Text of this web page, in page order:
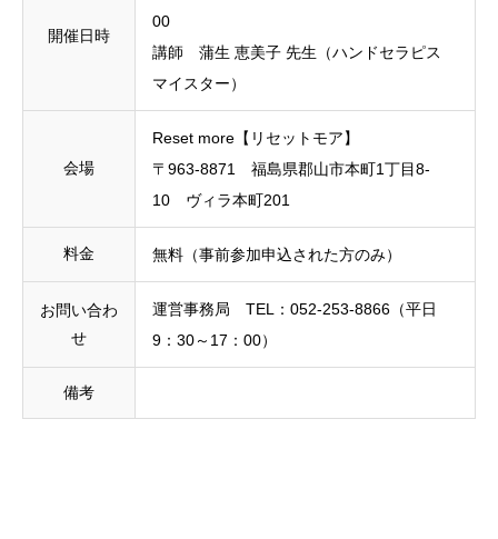
開催日時
00
講師 蒲生 恵美子 先生（ハンドセラピス
マイスター）
会場
Reset more【リセットモア】
〒963-8871 福島県郡山市本町1丁目8-
10 ヴィラ本町201
料金 無料（事前参加申込された方のみ）
お問い合わ
せ
運営事務局 TEL：052-253-8866（平日
9：30～17：00）
備考